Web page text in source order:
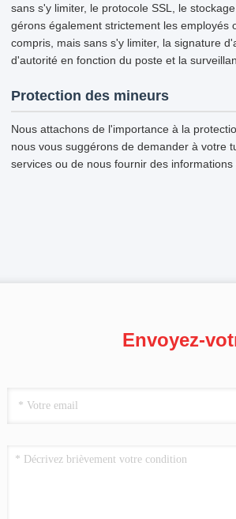
sans s'y limiter, le protocole SSL, le
gérons également strictement les
compris, mais sans s'y limiter, la signature
d'autorité en fonction du poste et la
Protection des mineurs
Nous attachons de l'importance à la
nous vous suggérons de demander à votre
services ou de nous fournir des
Envoyez-